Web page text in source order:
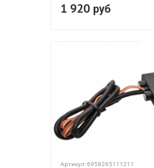
1 920 руб
Артикул:6958265111211